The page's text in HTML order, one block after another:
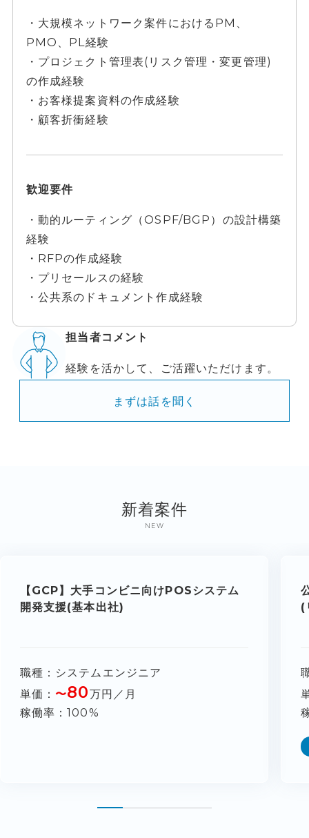
・大規模ネットワーク案件におけるPM、
PMO、PL経験
・プロジェクト管理表(リスク管理・変更管理)
の作成経験
・お客様提案資料の作成経験
・顧客折衝経験
歓迎要件
・動的ルーティング（OSPF/BGP）の設計構築
経験
・RFPの作成経験
・プリセールスの経験
・公共系のドキュメント作成経験
担当者コメント
経験を活かして、ご活躍いただけます。
まずは話を聞く
新着案件
NEW
【GCP】大手コンビニ向けPOSシステム
開発支援(基本出社)
職種
システムエンジニア
単価
〜80万円／月
稼働率
100%
(